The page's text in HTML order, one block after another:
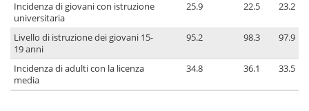
Incidenza di giovani con istruzione
universitaria
25.9 22.5 23.2
Livello di istruzione dei giovani 15-
19 anni
95.2 98.3 97.9
Incidenza di adulti con la licenza
media
34.8 36.1 33.5